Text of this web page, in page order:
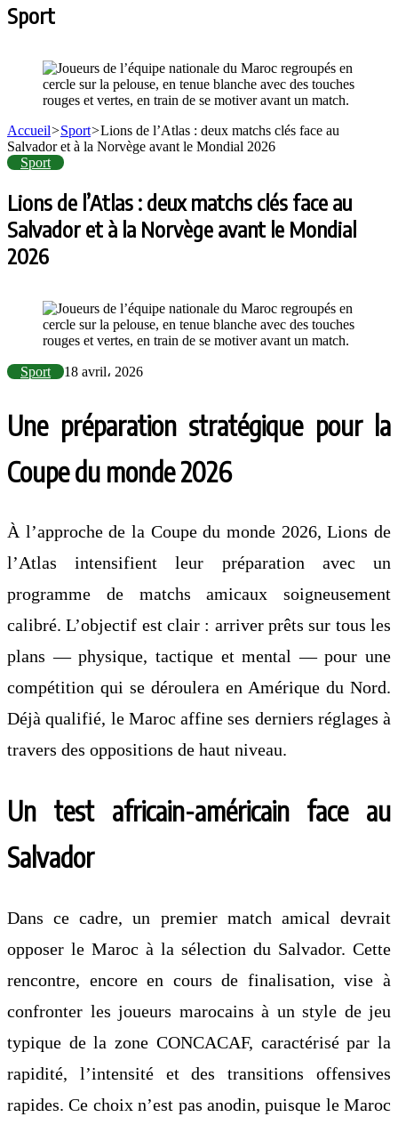
Sport
Accueil>Sport>Lions de l’Atlas : deux matchs clés face au
Salvador et à la Norvège avant le Mondial 2026
Sport
Lions de l’Atlas : deux matchs clés face au
Salvador et à la Norvège avant le Mondial
2026
Sport 18 avril، 2026
Une préparation stratégique pour la
Coupe du monde 2026
À l’approche de la Coupe du monde 2026,Lions de
l’Atlas intensifient leur préparation avec un
programme de matchs amicaux soigneusement
calibré. L’objectif est clair : arriver prêts sur tous les
plans — physique, tactique et mental — pour une
compétition qui se déroulera en Amérique du Nord.
Déjà qualifié, le Maroc affine ses derniers réglages à
travers des oppositions de haut niveau.
Un test africain-américain face au
Salvador
Dans ce cadre, un premier match amical devrait
opposer le Maroc à la sélection du Salvador. Cette
rencontre, encore en cours de finalisation, vise à
confronter les joueurs marocains à un style de jeu
typique de la zone CONCACAF, caractérisé par la
rapidité, l’intensité et des transitions offensives
rapides. Ce choix n’est pas anodin, puisque le Maroc